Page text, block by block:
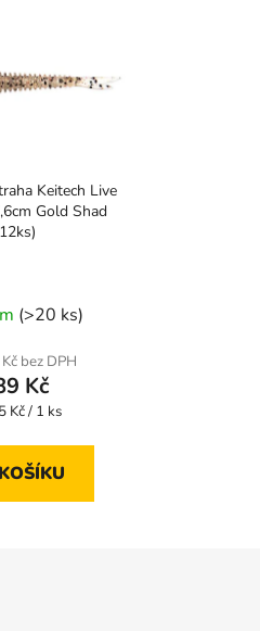
Keitech Live
Gold Shad
(>20 ks)
bez DPH
Kč
Kč / 1 ks